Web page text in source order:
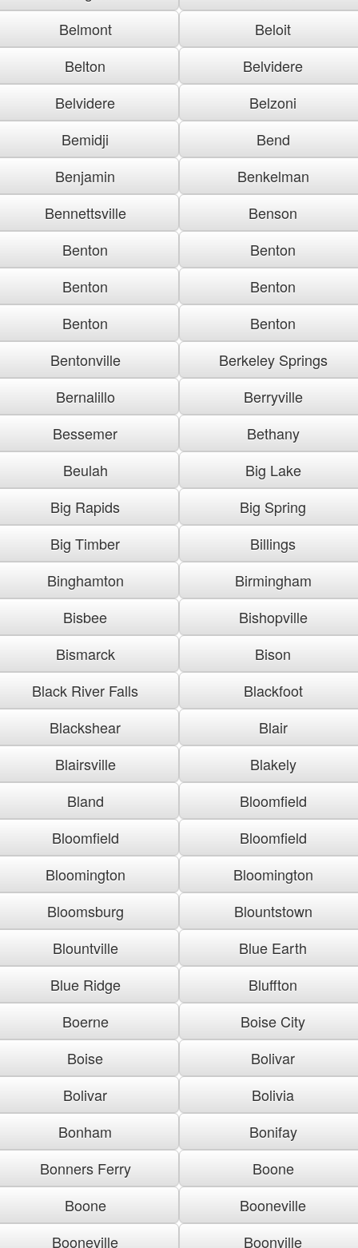
Belmont
Beloit
Belton
Belvidere
Belvidere
Belzoni
Bemidji
Bend
Benjamin
Benkelman
Bennettsville
Benson
Benton
Benton
Benton
Benton
Benton
Benton
Bentonville
Berkeley Springs
Bernalillo
Berryville
Bessemer
Bethany
Beulah
Big Lake
Big Rapids
Big Spring
Big Timber
Billings
Binghamton
Birmingham
Bisbee
Bishopville
Bismarck
Bison
Black River Falls
Blackfoot
Blackshear
Blair
Blairsville
Blakely
Bland
Bloomfield
Bloomfield
Bloomfield
Bloomington
Bloomington
Bloomsburg
Blountstown
Blountville
Blue Earth
Blue Ridge
Bluffton
Boerne
Boise City
Boise
Bolivar
Bolivar
Bolivia
Bonham
Bonifay
Bonners Ferry
Boone
Boone
Booneville
Booneville
Boonville